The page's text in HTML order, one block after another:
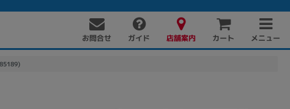
お問合せ ガイド 店舗案内 カート メニュー